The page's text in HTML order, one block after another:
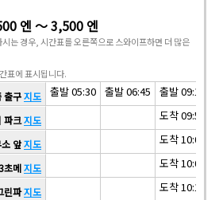
엔 ～ 3,500 엔
는 경우, 시간표를 오른쪽으로 스와이프하면 더 많은
표에 표시됩니다.
출구지도 출발 05:30 출발 06:45 출발 09:10
파크지도 도착 09:58
앞지도 도착 10:01
초메지도 도착 10:06
린파지도 도착 10:11